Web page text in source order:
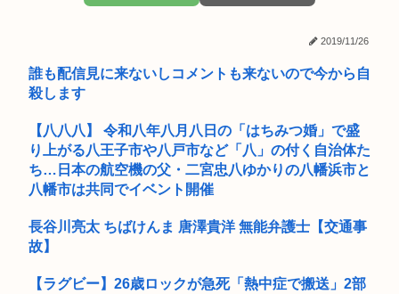
辺野古転覆女子生徒死亡事故、遺族が『辺野古転覆事件の全容
【画像】高一ミスコングランプリのメスガキ、我々を挑発ｗ
【謎】ネットカフェ難民「金がないので一晩2000円のネットカ
フェ...
【特大悲報】ウーバーチーズ、キモ過ぎて大炎上
【再評価】ニューメタル・オルタナメタル=ラウドロック（和
製英語）...
2019/11/26
誰も配信見に来ないしコメントも来ないので今から自
殺します
【八八八】 令和八年八月八日の「はちみつ婚」で盛
り上がる八王子市や八戸市など「八」の付く自治体た
ち…日本の航空機の父・二宮忠八ゆかりの八幡浜市と
八幡市は共同でイベント開催
長谷川亮太 ちばけんま 唐澤貴洋 無能弁護士【交通事
故】
【ラグビー】26歳ロックが急死「熱中症で搬送」2部